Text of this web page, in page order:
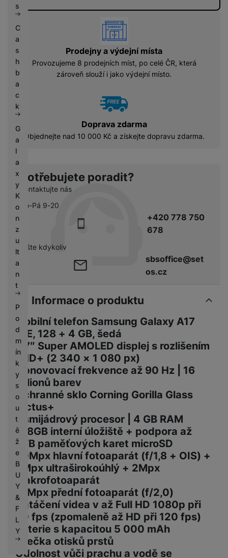
s
C
a
s
h
b
a
c
k
G
a
l
a
x
y
K
o
n
z
u
lt
a
n
t
P
o
d
m
ín
k
y
s
o
u
t
ě
ž
e
B
U
Y
&
F
L
Y
Prodejny a výdejní místa
Provozujeme 8 prodejních míst, po celé ČR, která
zároveň slouží i jako výdejní místo.
Doprava zdarma
Objednejte nad 10 000 Kč a získejte dopravu zdarma.
Potřebujete poradit?
Kontaktujte nás
Po-Pá 9-20
+420 778 750
678
pište kdykoliv
sbsoffice@set
os.cz
Informace o produktu
Mobilní telefon Samsung Galaxy A17
LTE, 128 + 4 GB, šedá
6,7″ Super AMOLED displej s rozlišením
FHD+ (2 340 × 1 080 px)
Obnovovací frekvence až 90 Hz | 16
milionů barev
Ochranné sklo Corning Gorilla Glass
Victus+
Osmijádrový procesor | 4 GB RAM
128GB interní úložiště + podpora až
2TB paměťových karet microSD
50Mpx hlavní fotoaparát (f/1,8 + OIS) +
5Mpx ultraširokoúhlý + 2Mpx
makrofotoaparát
13Mpx přední fotoaparát (f/2,0)
Natáčení videa v až Full HD 1080p při
30 fps (zpomaleně až HD při 120 fps)
Baterie s kapacitou 5 000 mAh
Čtečka otisků prstů
Odolnost vůči prachu a vodě se